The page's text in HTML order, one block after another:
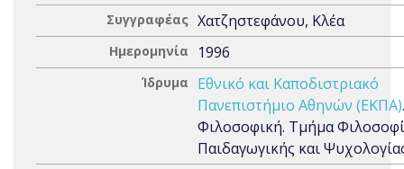
Συγγραφέας Χατζηστεφάνου, Κλέα
Ημερομηνία 1996
Ίδρυμα
Εθνικό και Καποδιστριακό
Πανεπιστήμιο Αθηνών (ΕΚΠΑ)
Φιλοσοφική. Τμήμα
Παιδαγωγικής και